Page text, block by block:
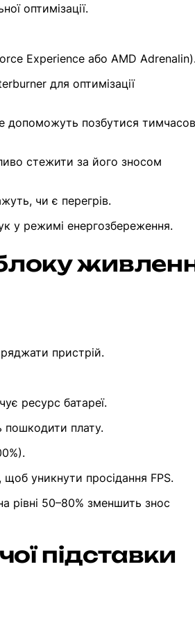
оптимізації.
Experience або AMD
для оптимізації
допоможуть позбутися
стежити за його зносом
чи є перегрів.
у режимі енергозбереження.
пристрій.
ресурс батареї.
плату.
уникнути просідання FPS.
рівні 50–80% зменшить знос
підставки